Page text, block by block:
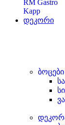
RM Gastro
Kapp
დეკორი
ბოცები